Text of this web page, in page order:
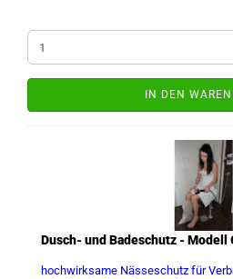
IN DEN
Dusch- und Badeschutz - Modell
hochwirksame Nässeschutz für